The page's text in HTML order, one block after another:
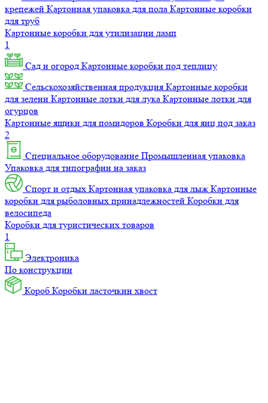
крепежей Картонная упаковка для пола Картонные коробки
для труб
Картонные коробки для утилизации ламп
1
Сад и огород Картонные коробки под теплицу
Сельскохозяйственная продукция Картонные коробки
для зелени Картонные лотки для лука Картонные лотки для
огурцов
Картонные ящики для помидоров Коробки для яиц под заказ
2
Специальное оборудование Промышленная упаковка
Упаковка для типографии на заказ
Спорт и отдых Картонная упаковка для лыж Картонные
коробки для рыболовных принадлежностей Коробки для
велосипеда
Коробки для туристических товаров
1
Электроника
По конструкции
Короб Коробки ласточкин хвост